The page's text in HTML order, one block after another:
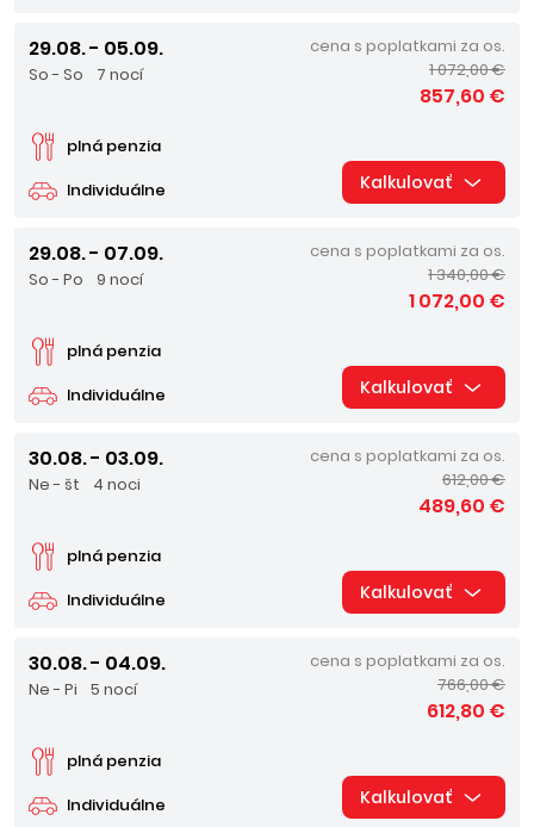
29.08. - 05.09.
So - So 7 nocí
Individuálne
plná penzia
cena s poplatkami za os.
1 072,00 €
857,60 €
Kalkulovať
29.08. - 07.09.
So - Po 9 nocí
Individuálne
plná penzia
cena s poplatkami za os.
1 340,00 €
1 072,00 €
Kalkulovať
30.08. - 03.09.
Ne - št 4 noci
Individuálne
plná penzia
cena s poplatkami za os.
612,00 €
489,60 €
Kalkulovať
30.08. - 04.09.
Ne - Pi 5 nocí
Individuálne
plná penzia
cena s poplatkami za os.
766,00 €
612,80 €
Kalkulovať